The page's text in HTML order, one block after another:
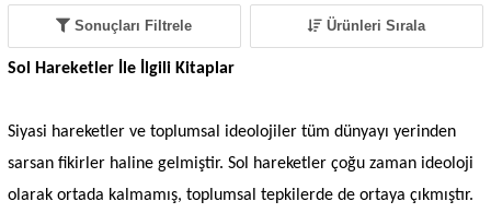
Sonuçları Filtrele Ürünleri Sırala
Sol Hareketler İle İlgili Kitaplar
Siyasi hareketler ve toplumsal ideolojiler tüm dünyayı yerinden
sarsan fikirler haline gelmiştir. Sol hareketler çoğu zaman ideoloji
olarak ortada kalmamış, toplumsal tepkilerde de ortaya çıkmıştır.